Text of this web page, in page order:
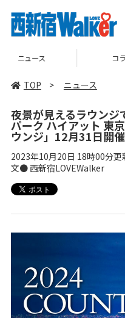
コラム
TOP > ニュース
夜景が見えるラウンジ
パーク ハイアット 東
ウンジ」12月31日開催
2023年10月20日 18時00分更
文● 西新宿LOVEWalker